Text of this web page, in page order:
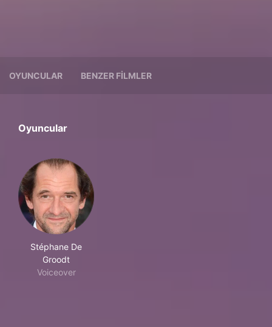
OYUNCULAR BENZER FILMLER
Oyuncular
Stéphane De
Groodt
Voiceover